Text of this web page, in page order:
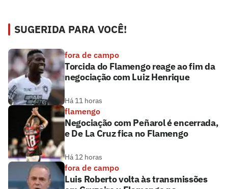
SUGERIDA PARA VOCÊ!
fora de campo
Torcida do Flamengo reage ao fim da
negociação com Luiz Henrique
Há 11 horas
flamengo
Negociação com Peñarol é encerrada,
e De La Cruz fica no Flamengo
Há 12 horas
fora de campo
Luis Roberto volta às transmissões